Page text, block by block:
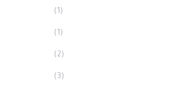
(1)
(1)
(2)
(3)